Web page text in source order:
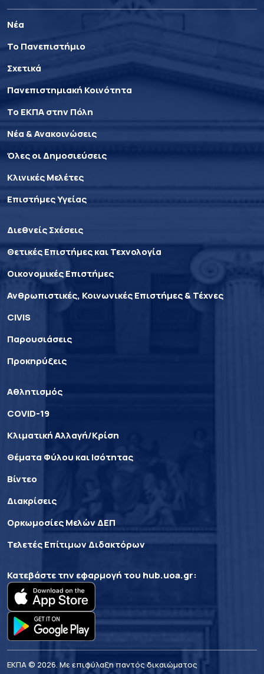
Νέα
Το Πανεπιστήμιο
Σχετικά
Πανεπιστημιακή Κοινότητα
Το ΕΚΠΑ στην Πόλη
Νέα & Ανακοινώσεις
Όλες οι Δημοσιεύσεις
Κλινικές Μελέτες
Επιστήμες Υγείας
Διεθνείς Σχέσεις
Θετικές Επιστήμες και Τεχνολογία
Οικονομικές Επιστήμες
Ανθρωπιστικές, Κοινωνικές Επιστήμες & Τέχνες
CIVIS
Παρουσιάσεις
Προκηρύξεις
Αθλητισμός
COVID-19
Κλιματική Αλλαγή/Κρίση
Θέματα Φύλου και Ισότητας
Βίντεο
Διακρίσεις
Ορκωμοσίες Μελών ΔΕΠ
Τελετές Επίτιμων Διδακτόρων
Κατεβάστε την εφαρμογή του hub.uoa.gr:
ΕΚΠΑ © 2026. Με επιφύλαξη παντός δικαιώματος